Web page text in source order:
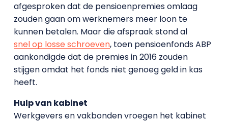
afgesproken dat de pensioenpremies omlaag
zouden gaan om werknemers meer loon te
kunnen betalen. Maar die afspraak stond al
snel op losse schroeven, toen pensioenfonds ABP
aankondigde dat de premies in 2016 zouden
stijgen omdat het fonds niet genoeg geld in kas
heeft.
Hulp van kabinet
Werkgevers en vakbonden vroegen het kabinet